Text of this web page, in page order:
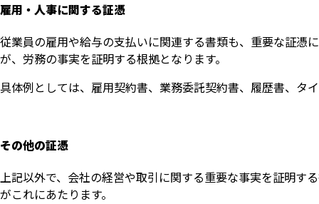
雇用・人事に関する証憑
従業員の雇用や給与の支払いに関連する書類も、重要な証憑
が、労務の事実を証明する根拠となります。
具体例としては、雇用契約書、業務委託契約書、履歴書、タ
その他の証憑
上記以外で、会社の経営や取引に関する重要な事実を証明す
がこれにあたります。